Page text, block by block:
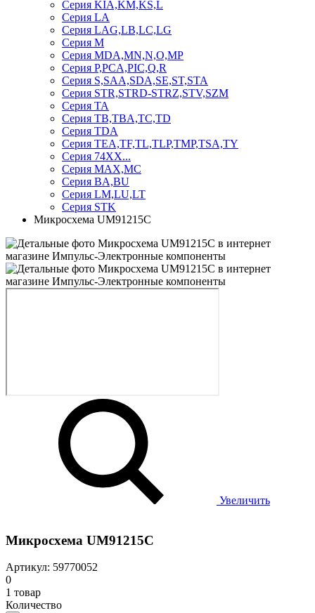
Серия KIA,KM,KS,L
Серия LA
Серия LAG,LB,LC,LG
Серия M
Серия MDA,MN,N,O,MP
Серия P,PCA,PIC,Q,R
Серия S,SAA,SDA,SE,ST,STA
Серия STR,STRD-STRZ,STV,SZM
Серия TA
Серия TB,TBA,TC,TD
Серия TDA
Серия TEA,TF,TL,TLP,TMP,TSA,TY
Серия 74ХХ...
Серия MAX,MC
Серия BA,BU
Серия LM,LU,LT
Серия STK
Микросхема UM91215C
Увеличить
Микросхема UM91215C
Артикул: 59770052
0
1 товар
Количество